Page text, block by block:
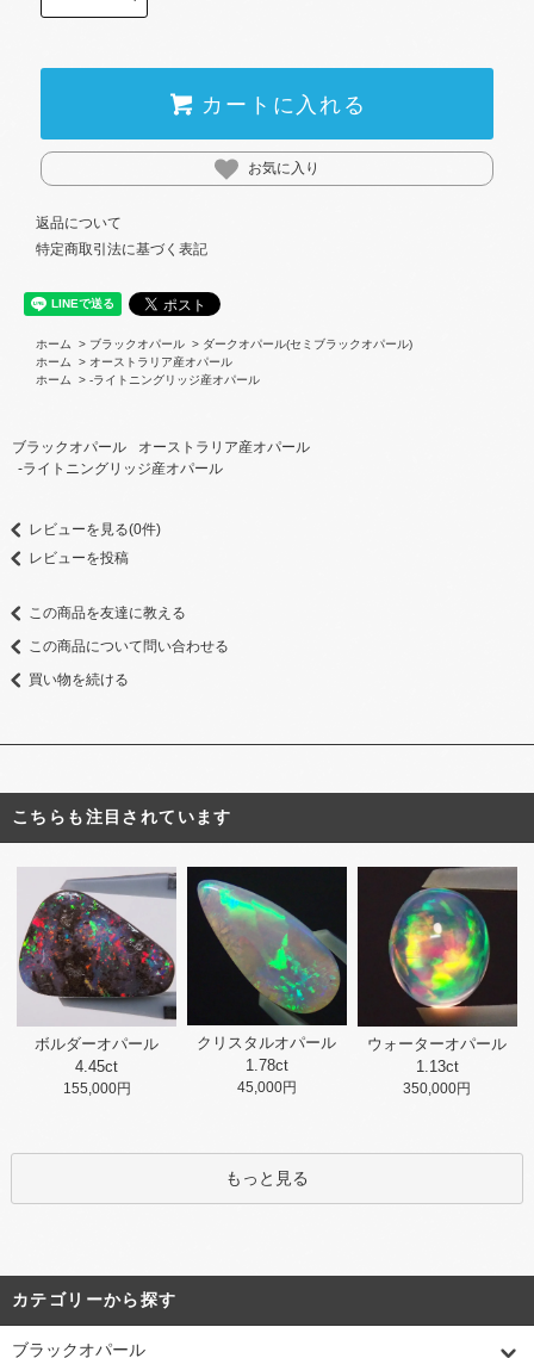
カートに入れる
お気に入り
返品について
特定商取引法に基づく表記
ホーム > ブラックオパール > ダークオパール(セミブラックオパール)
ホーム
> オーストラリア産オパール
ホーム
> -ライトニングリッジ産オパール
ブラックオパール
オーストラリア産オパール
-ライトニングリッジ産オパール
レビューを見る(0件)
レビューを投稿
この商品を友達に教える
この商品について問い合わせる
買い物を続ける
こちらも注目されています
ボルダーオパール
4.45ct
155,000円
クリスタルオパール
1.78ct
45,000円
ウォーターオパール
1.13ct
350,000円
もっと見る
カテゴリーから探す
ブラックオパール